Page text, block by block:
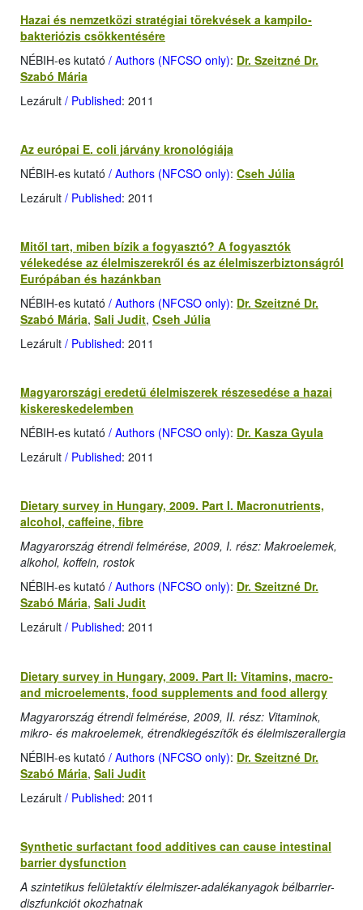
Hazai és nemzetközi stratégiai törekvések a kampilo­
bakteriózis csökkentésére
NÉBIH-es kutató / Authors (NFCSO only): Dr. Szeitzné Dr.
Szabó Mária
Lezárult / Published: 2011
Az európai E. coli járvány kronológiája
NÉBIH-es kutató / Authors (NFCSO only): Cseh Júlia
Lezárult / Published: 2011
Mitől tart, miben bízik a fogyasztó? A fogyasztók
vélekedése az élelmiszerekről és az élelmiszerbiztonságról
Európában és hazánkban
NÉBIH-es kutató / Authors (NFCSO only): Dr. Szeitzné Dr.
Szabó Mária, Sali Judit, Cseh Júlia
Lezárult / Published: 2011
Magyarországi eredetű élelmiszerek részesedése a hazai
kiskereskedelemben
NÉBIH-es kutató / Authors (NFCSO only): Dr. Kasza Gyula
Lezárult / Published: 2011
Dietary survey in Hungary, 2009. Part I. Macronutrients,
alcohol, caffeine, fibre
Magyarország étrendi felmérése, 2009, I. rész: Makroelemek,
alkohol, koffein, rostok
NÉBIH-es kutató / Authors (NFCSO only): Dr. Szeitzné Dr.
Szabó Mária, Sali Judit
Lezárult / Published: 2011
Dietary survey in Hungary, 2009. Part II: Vitamins, macro-
and microelements, food supplements and food allergy
Magyarország étrendi felmérése, 2009, II. rész: Vitaminok,
mikro- és makroelemek, étrendkiegészítők és élelmiszerallergia
NÉBIH-es kutató / Authors (NFCSO only): Dr. Szeitzné Dr.
Szabó Mária, Sali Judit
Lezárult / Published: 2011
Synthetic surfactant food additives can cause intestinal
barrier dysfunction
A szintetikus felületaktív élelmiszer-adalékanyagok bélbarrier-
diszfunkciót okozhatnak